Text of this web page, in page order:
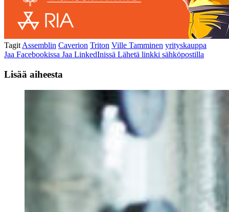
Tagit Assemblin Caverion Triton Ville Tamminen yrityskauppa
Jaa Facebookissa Jaa LinkedInissä Lähetä linkki sähköpostilla
Lisää aiheesta